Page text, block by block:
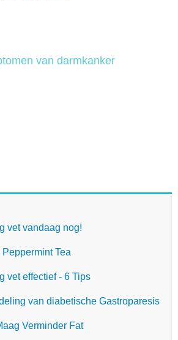
van darmkanker
vet vandaag nog!
Tea
vet effectief - 6 Tips
van diabetische Gastroparesis
Verminder Fat